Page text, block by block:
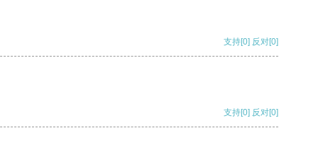
支持[0] 反对[0]
支持[0] 反对[0]